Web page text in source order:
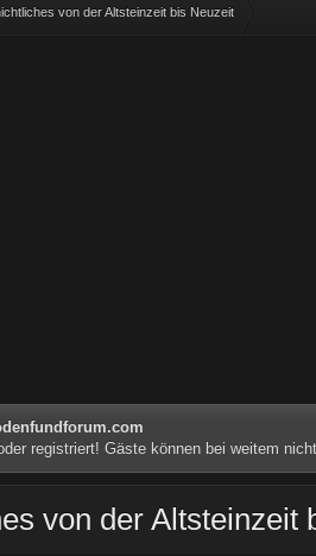
von der Altsteinzeit bis Neuzeit
registriert! Gäste können bei weitem
von der Altsteinzeit